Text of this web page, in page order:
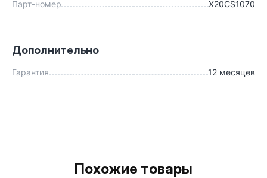
Парт-номер X20CS1070
Дополнительно
Гарантия 12 месяцев
Похожие товары